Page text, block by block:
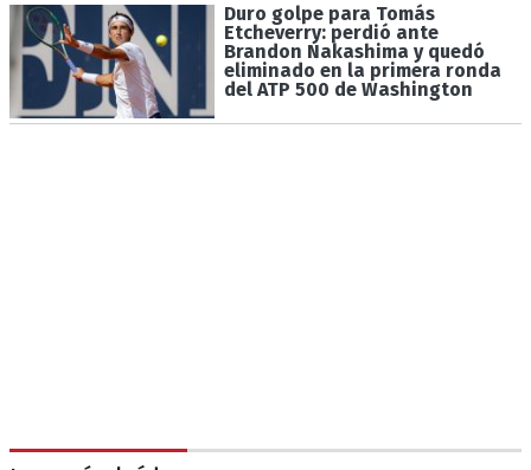
Duro golpe para Tomás
Etcheverry: perdió ante
Brandon Nakashima y quedó
eliminado en la primera ronda
del ATP 500 de Washington